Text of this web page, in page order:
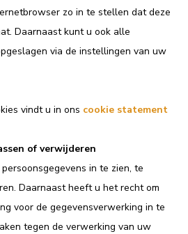
zo in te stellen dat deze
Daarnaast kunt u ook alle
via de instellingen van uw
vindt u in ons cookie statement
of verwijderen
in te zien, te
Daarnaast heeft u het recht om
voor de gegevensverwerking in te
tegen de verwerking van uw